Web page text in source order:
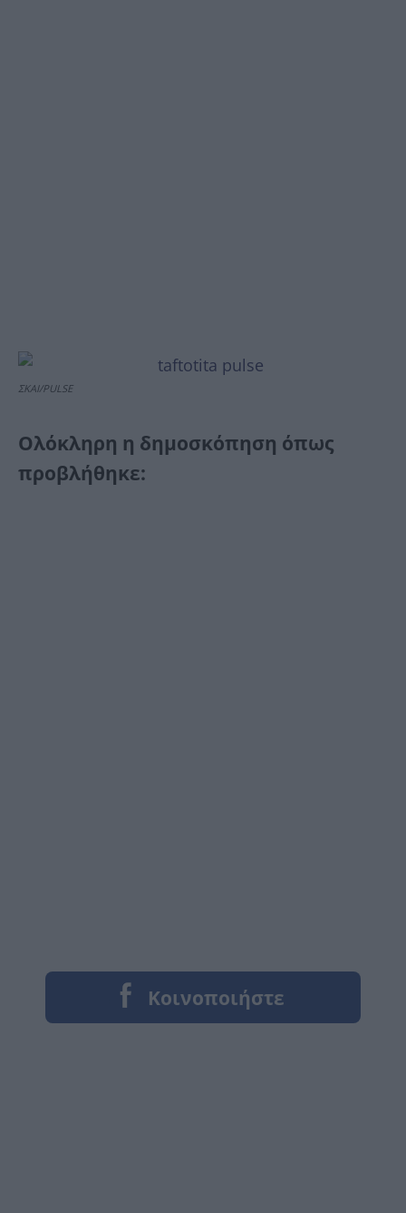
ΣΚΑΙ/PULSE
Ολόκληρη η δημοσκόπηση όπως
προβλήθηκε: